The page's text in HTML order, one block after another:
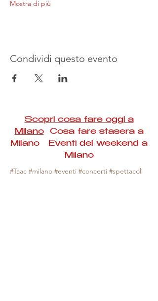
Mostra di più
Condividi questo evento
Scopri cosa fare oggi a
MilanoCosa fare stasera a
Milano Eventi del weekend a
Milano
#Taac #milano #eventi #concerti #spettacoli